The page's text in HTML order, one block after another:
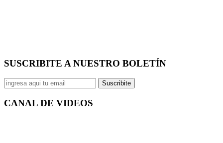
SUSCRIBITE A NUESTRO BOLETÍN
Suscribite
CANAL DE VIDEOS